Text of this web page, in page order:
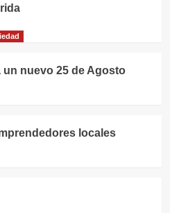
un nuevo 25 de Agosto
locales